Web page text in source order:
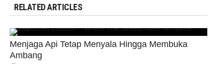
RELATED ARTICLES
Menjaga Api Tetap Menyala Hingga Membuka
Ambang